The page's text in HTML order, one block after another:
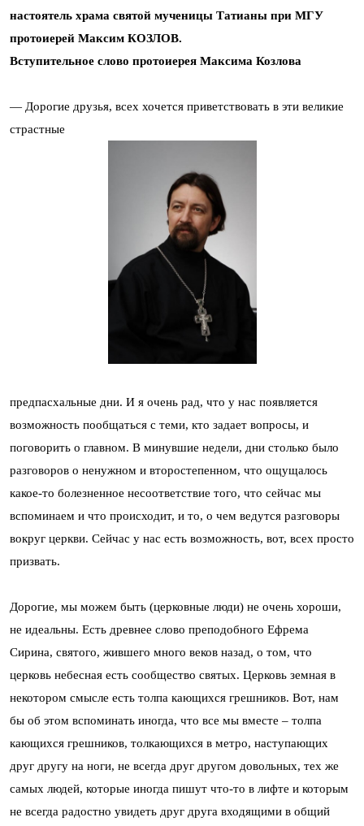
настоятель храма святой мученицы Татианы при МГУ
протоиерей Максим КОЗЛОВ.
Вступительное слово протоиерея Максима Козлова
— Дорогие друзья, всех хочется приветствовать в эти великие
страстные
предпасхальные дни. И я очень рад, что у нас появляется
возможность пообщаться с теми, кто задает вопросы, и
поговорить о главном. В минувшие недели, дни столько было
разговоров о ненужном и второстепенном, что ощущалось
какое-то болезненное несоответствие того, что сейчас мы
вспоминаем и что происходит, и то, о чем ведутся разговоры
вокруг церкви. Сейчас у нас есть возможность, вот, всех просто
призвать.
Дорогие, мы можем быть (церковные люди) не очень хороши,
не идеальны. Есть древнее слово преподобного Ефрема
Сирина, святого, жившего много веков назад, о том, что
церковь небесная есть сообщество святых. Церковь земная в
некотором смысле есть толпа кающихся грешников. Вот, нам
бы об этом вспоминать иногда, что все мы вместе – толпа
кающихся грешников, толкающихся в метро, наступающих
друг другу на ноги, не всегда друг другом довольных, тех же
самых людей, которые иногда пишут что-то в лифте и которым
не всегда радостно увидеть друг друга входящими в общий